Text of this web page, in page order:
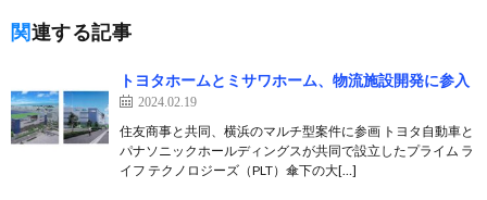
関連する記事
トヨタホームとミサワホーム、物流施設開発に参入
2024.02.19
住友商事と共同、横浜のマルチ型案件に参画 トヨタ自動車と
パナソニックホールディングスが共同で設立したプライム ラ
イフ テクノロジーズ（PLT）傘下の大[…]